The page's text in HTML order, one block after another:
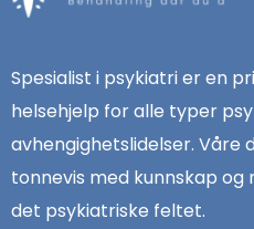
Spesialist i psykiatri er en
helsehjelp for alle typer
avhengighetslidelser. Våre
tonnevis med kunnskap
det psykiatriske feltet.